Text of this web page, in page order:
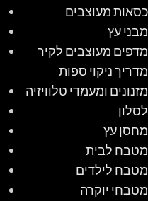
כסאות מעוצבים
מבני עץ
מדפים מעוצבים לקיר
מדריך ניקוי ספות
מזנונים ומעמדי טלוויזיה
לסלון
מחסן עץ
מטבח לבית
מטבח לילדים
מטבחי יוקרה